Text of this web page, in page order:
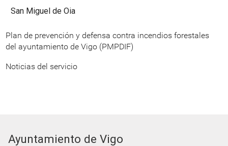
San Miguel de Oia
Plan de prevención y defensa contra incendios forestales
del ayuntamiento de Vigo (PMPDIF)
Noticias del servicio
Ayuntamiento de Vigo